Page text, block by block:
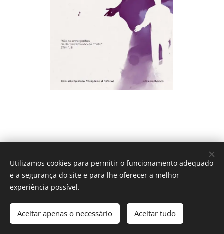
IGREJA CATÓLICA
Diocese do Funchal - 2017
Utilizamos cookies para permitir o funcionamento adequado
e a segurança do site e para lhe oferecer a melhor
experiência possível.
Aceitar apenas o necessário Aceitar tudo